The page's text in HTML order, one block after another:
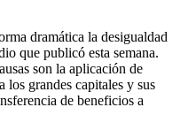
dramática la desigualdad
que publicó esta semana.
son la aplicación de
los grandes capitales y sus
de beneficios a